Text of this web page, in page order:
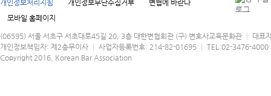
개인정보처리지침 개인정보무단수집거부
변협에 바란다
모바일 홈페이지
(06595) 서울 서초구 서초대로45길 20, 3층 대한변협회관 (구) 변호사교육문화관 │ 대표
개인정보책임자: 제2총무이사 │ 사업자등록번호: 214-82-01695 │ TEL:02-3476-
Copyright 2016, Korean Bar Association